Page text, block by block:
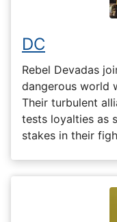
DC
Rebel Devadas
dangerous world
Their turbulent
tests loyalties as
stakes in their